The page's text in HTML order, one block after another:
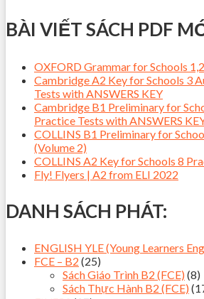
BÀI VIẾT SÁCH PDF
OXFORD Grammar for Schools
Cambridge A2 Key for Schools 3
Tests with ANSWERS KEY
Cambridge B1 Preliminary for
Practice Tests with ANSWERS
COLLINS B1 Preliminary for
(Volume 2)
COLLINS A2 Key for Schools 8
Fly! Flyers | A2 from ELI 2022
DANH SÁCH PHÁT:
ENGLISH YLE (Young Learners
FCE – B2 (25)
Sách Giáo Trình B2 (FCE) (8)
Sách Thực Hành B2 (FCE)